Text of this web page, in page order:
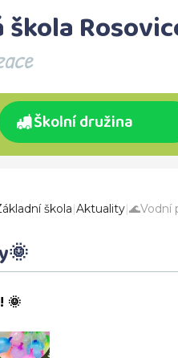
Školní družina
škola|Aktuality|🌊Vodní
🌞